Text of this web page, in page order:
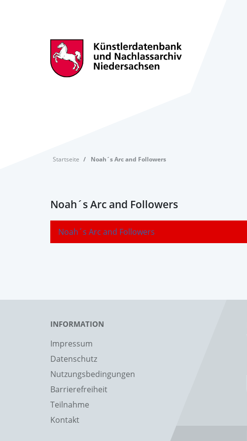
Startseite Noah´s Arc and Followers
Noah´s Arc and Followers
Noah´s Arc and Followers
INFORMATION
Impressum
Datenschutz
Nutzungsbedingungen
Barrierefreiheit
Teilnahme
Kontakt